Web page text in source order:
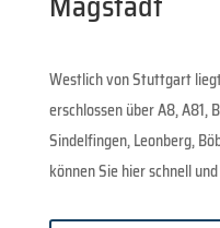
Westlich von Stuttgart
erschlossen über A8, A81,
Sindelfingen, Leonberg,
können Sie hier schnell